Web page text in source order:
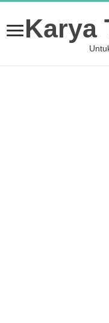
Karya